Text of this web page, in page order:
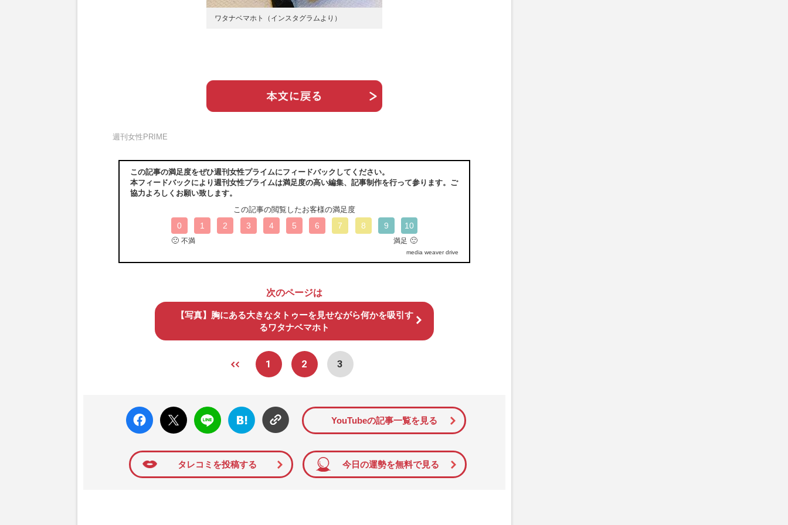
ワタナベマホト（インスタグラムより）
週刊女性PRIME
この記事の満足度をぜひ週刊女性プライムにフィードバックしてください。
本フィードバックにより週刊女性プライムは満足度の高い編集、記事制作を行って参ります。ご
協力よろしくお願い致します。
この記事の閲覧したお客様の満足度
0 1 2 3 4 5 6 7 8 9 10
🙁 不満 満足 🙂
media weaver drive
次のページは
【写真】胸にある大きなタトゥーを見せながら何かを吸引す
るワタナベマホト
1 2 3
faceboo
k いい
ね
X ポス
ト
LINE
はてな
ブック
マーク
YouTubeの記事一覧を見る
タレコミを投稿する 今日の運勢を無料で見る